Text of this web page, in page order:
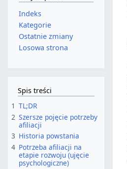
Indeks
Kategorie
Ostatnie zmiany
Losowa strona
Spis treści
1 TL;DR
2 Szersze pojęcie potrzeby
afiliacji
3 Historia powstania
4 Potrzeba afiliacji na
etapie rozwoju (ujęcie
psychologiczne)